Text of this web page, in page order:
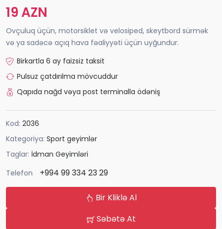
19 AZN
Ovçuluq üçün, motorsiklet və velosiped, skeytbord sürmək
və ya sadəcə açıq hava fəaliyyəti üçün uyğundur.
Birkartla 6 ay faizsiz taksit
Pulsuz çatdırılma mövcuddur
Qapıda nağd vəya post terminalla ödəniş
Kod: 2036
Kategoriya: Sport geyimlər
Taglar: İdman Geyimləri
Telefon
+994 99 334 23 29
Bir Kliklə Al
Səbətə At